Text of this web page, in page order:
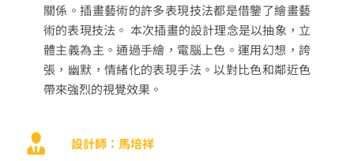
關係。插畫藝術的許多表現技法都是借鑒了繪畫藝
術的表現技法。 本次插畫的設計理念是以抽象，立
體主義為主。通過手繪，電腦上色。運用幻想，誇
張，幽默，情緒化的表現手法。以對比色和鄰近色
帶來強烈的視覺效果。
設計師：馬培祥